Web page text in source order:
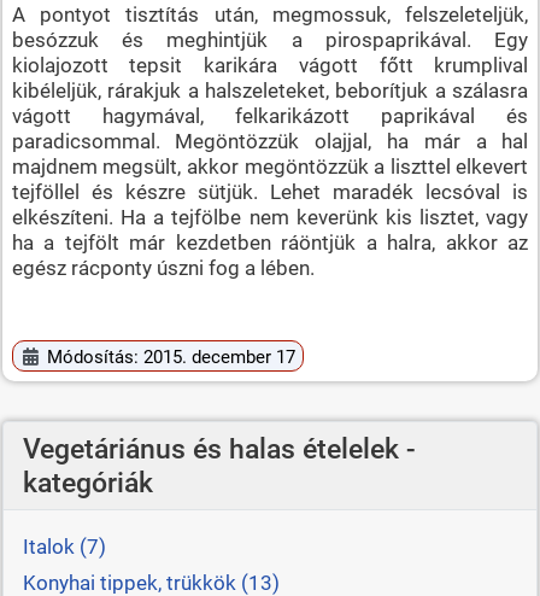
A pontyot tisztítás után, megmossuk, felszeleteljük,
besózzuk és meghintjük a pirospaprikával. Egy
kiolajozott tepsit karikára vágott főtt krumplival
kibéleljük, rárakjuk a halszeleteket, beborítjuk a szálasra
vágott hagymával, felkarikázott paprikával és
paradicsommal. Megöntözzük olajjal, ha már a hal
majdnem megsült, akkor megöntözzük a liszttel elkevert
tejföllel és készre sütjük. Lehet maradék lecsóval is
elkészíteni. Ha a tejfölbe nem keverünk kis lisztet, vagy
ha a tejfölt már kezdetben ráöntjük a halra, akkor az
egész rácponty úszni fog a lében.
Módosítás: 2015. december 17
Vegetáriánus és halas ételelek -
kategóriák
Italok (7)
Konyhai tippek, trükkök (13)